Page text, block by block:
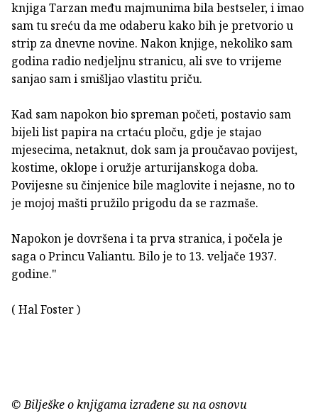
knjiga Tarzan među majmunima bila bestseler, i imao
sam tu sreću da me odaberu kako bih je pretvorio u
strip za dnevne novine. Nakon knjige, nekoliko sam
godina radio nedjeljnu stranicu, ali sve to vrijeme
sanjao sam i smišljao vlastitu priču.
Kad sam napokon bio spreman početi, postavio sam
bijeli list papira na crtaću ploču, gdje je stajao
mjesecima, netaknut, dok sam ja proučavao povijest,
kostime, oklope i oružje arturijanskoga doba.
Povijesne su činjenice bile maglovite i nejasne, no to
je mojoj mašti pružilo prigodu da se razmaše.
Napokon je dovršena i ta prva stranica, i počela je
saga o Princu Valiantu. Bilo je to 13. veljače 1937.
godine."
( Hal Foster )
© Bilješke o knjigama izrađene su na osnovu